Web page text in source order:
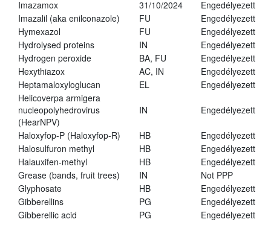
Imazamox
31/10/2024
Engedélyezett
Imazalil (aka enilconazole)
FU
Engedélyezett
Hymexazol
FU
Engedélyezett
Hydrolysed proteins
IN
Engedélyezett
Hydrogen peroxide
BA, FU
Engedélyezett
Hexythiazox
AC, IN
Engedélyezett
Heptamaloxyloglucan
EL
Engedélyezett
Helicoverpa armigera
nucleopolyhedrovirus
(HearNPV)
IN Engedélyezett
Haloxyfop-P (Haloxyfop-R) HB
Engedélyezett
Halosulfuron methyl
HB
Engedélyezett
Halauxifen-methyl
HB
Engedélyezett
Grease (bands, fruit trees)
IN
Not PPP
Glyphosate
HB
Engedélyezett
Gibberellins
PG
Engedélyezett
Gibberellic acid
PG
Engedélyezett